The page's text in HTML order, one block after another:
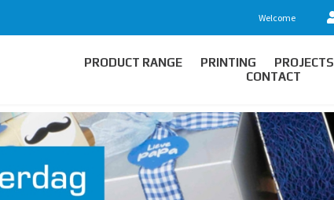
Welcome
PRODUCT RANGE PRINTING PROJECTS
CONTACT